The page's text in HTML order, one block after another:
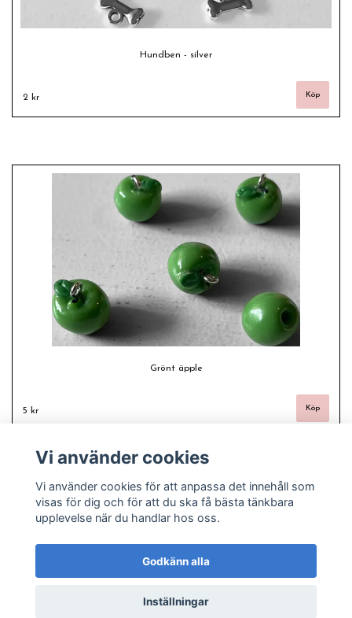
Hundben - silver
2 kr
Grönt äpple
5 kr
© Copyright 2026 Freas fashion - Plussize, pyssel och pärlor
Vi använder cookies
Vi använder cookies för att anpassa det innehåll som
visas för dig och för att du ska få bästa tänkbara
upplevelse när du handlar hos oss.
Godkänn alla
Inställningar